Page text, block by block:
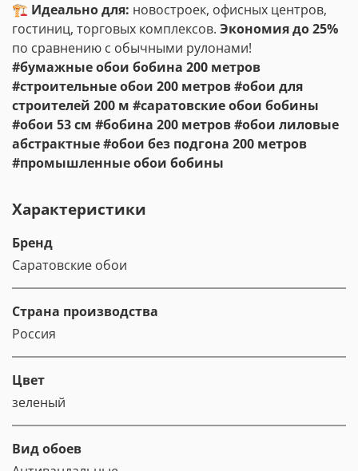
🏗️ Идеально для: новостроек, офисных центров,
гостиниц, торговых комплексов. Экономия до 25%
по сравнению с обычными рулонами!
#бумажные обои бобина 200 метров
#строительные обои 200 метров #обои для
строителей 200 м #саратовские обои бобины
#обои 53 см #бобина 200 метров #обои лиловые
абстрактные #обои без подгона 200 метров
#промышленные обои бобины
Характеристики
Бренд
Саратовские обои
Страна производства
Россия
Цвет
зеленый
Вид обоев